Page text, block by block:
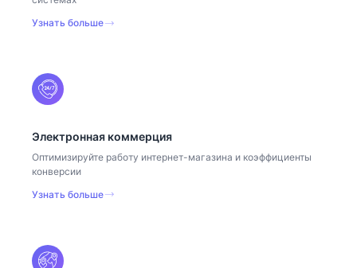
Узнать больше
Электронная коммерция
Оптимизируйте работу интернет-магазина и коэффициенты
конверсии
Узнать больше